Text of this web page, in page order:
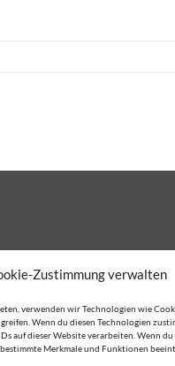
Zustimmung verwalten
verwenden wir Technologien wie
Wenn du diesen Technologien
auf dieser Website verarbeiten. Wenn
Merkmale und Funktionen